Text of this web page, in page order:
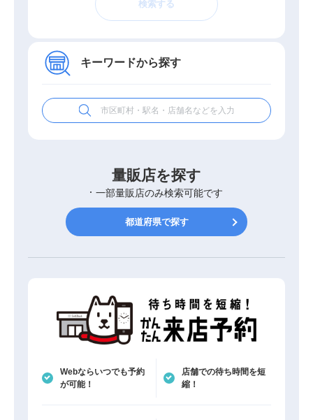
検索する
キーワードから探す
量販店を探す
一部量販店のみ検索可能です
都道府県で探す
Webならいつでも予約
が可能！
店舗での待ち時間を短
縮！